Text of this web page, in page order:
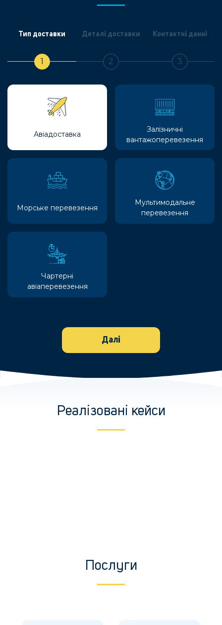
Тип доставки
1
Деталі доставки
2
Контактні данні
3
Авіадоставка
Залізничні
вантажоперевезення
Морське перевезення
Мультимодальне
перевезення
Чартерні
авіаперевезення
Далі
Реалізовані кейси
Послуги